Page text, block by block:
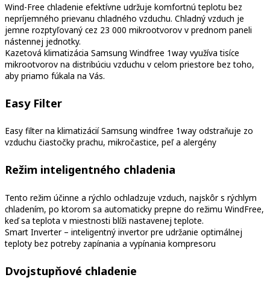
Wind-Free chladenie efektívne udržuje komfortnú teplotu bez
nepríjemného prievanu chladného vzduchu. Chladný vzduch je
jemne rozptyľovaný cez 23 000 mikrootvorov v prednom paneli
nástennej jednotky.
Kazetová klimatizácia Samsung Windfree 1way využíva tisíce
mikrootvorov na distribúciu vzduchu v celom priestore bez toho,
aby priamo fúkala na Vás.
Easy Filter
Easy filter na klimatizácií Samsung windfree 1way odstraňuje zo
vzduchu čiastočky prachu, mikročastice, peľ a alergény
Režim inteligentného chladenia
Tento režim účinne a rýchlo ochladzuje vzduch, najskôr s rýchlym
chladením, po ktorom sa automaticky prepne do režimu WindFree,
keď sa teplota v miestnosti blíži nastavenej teplote.
Smart Inverter – inteligentný invertor pre udržanie optimálnej
teploty bez potreby zapínania a vypínania kompresoru
Dvojstupňové chladenie